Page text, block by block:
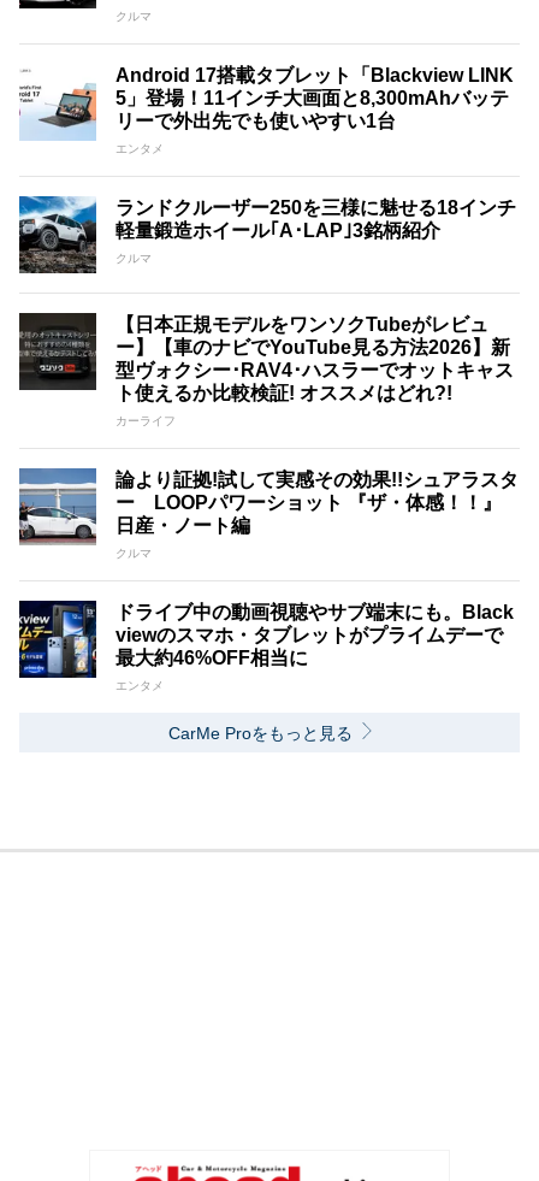
クルマ
Android 17搭載タブレット「Blackview LINK
5」登場！11インチ大画面と8,300mAhバッテ
リーで外出先でも使いやすい1台
エンタメ
ランドクルーザー250を三様に魅せる18インチ
軽量鍛造ホイール｢A･LAP｣3銘柄紹介
クルマ
【日本正規モデルをワンソクTubeがレビュ
ー】【車のナビでYouTube見る方法2026】新
型ヴォクシー･RAV4･ハスラーでオットキャス
ト使えるか比較検証! オススメはどれ?!
カーライフ
論より証拠!試して実感その効果!!シュアラスタ
ー LOOPパワーショット 『ザ・体感！！』
日産・ノート編
クルマ
ドライブ中の動画視聴やサブ端末にも。Black
viewのスマホ・タブレットがプライムデーで
最大約46%OFF相当に
エンタメ
CarMe Proをもっと見る